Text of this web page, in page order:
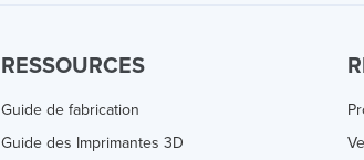
RESSOURCES
Guide de fabrication
Guide des Imprimantes 3D